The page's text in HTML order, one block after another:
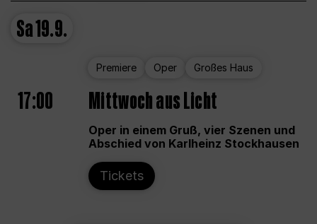
Sa19.9.
Premiere Oper Großes Haus
17:00 Mittwoch aus Licht
Oper in einem Gruß, vier Szenen und
Abschied von Karlheinz Stockhausen
Tickets